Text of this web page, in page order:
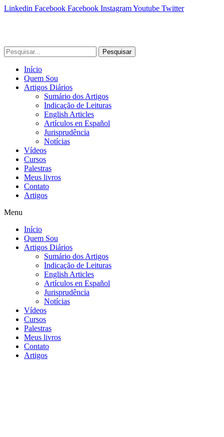
Linkedin Facebook Facebook InstagramYoutube Twitter
Pesquisar
Início
Quem Sou
Artigos Diários
Sumário dos Artigos
Indicação de Leituras
English Articles
Artículos en Español
Jurisprudência
Notícias
Vídeos
Cursos
Palestras
Meus livros
Contato
Artigos
Menu
Início
Quem Sou
Artigos Diários
Sumário dos Artigos
Indicação de Leituras
English Articles
Artículos en Español
Jurisprudência
Notícias
Vídeos
Cursos
Palestras
Meus livros
Contato
Artigos